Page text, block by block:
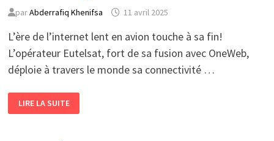
parAbderrafiq Khenifsa 11 avril 2025
L’ère de l’internet lent en avion touche à sa fin!
L’opérateur Eutelsat, fort de sa fusion avec OneWeb,
déploie à travers le monde sa connectivité …
L’INTERNET
HAUT
LIRE LA SUITE